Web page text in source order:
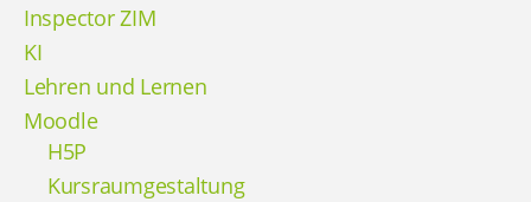
Inspector ZIM
KI
Lehren und Lernen
Moodle
H5P
Kursraumgestaltung